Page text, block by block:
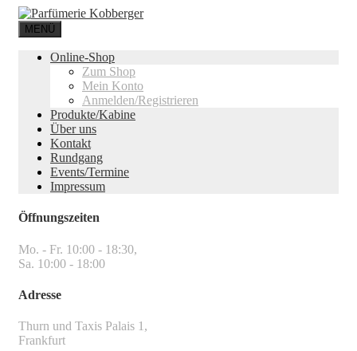
MENÜ
Online-Shop
Zum Shop
Mein Konto
Anmelden/Registrieren
Produkte/Kabine
Über uns
Kontakt
Rundgang
Events/Termine
Impressum
Öffnungszeiten
Mo. - Fr. 10:00 - 18:30,
Sa. 10:00 - 18:00
Adresse
Thurn und Taxis Palais 1,
Frankfurt